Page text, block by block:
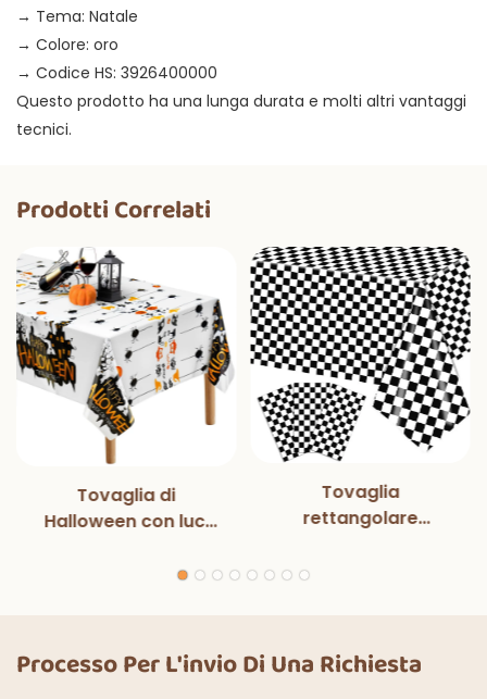
→ Tema: Natale
→ Colore: oro
→ Codice HS: 3926400000
Questo prodotto ha una lunga durata e molti altri vantaggi
tecnici.
Prodotti Correlati
Tovaglia di
Halloween con luci
decorazioni per
cucina, decorazioni
per la casa
Tovaglia
rettangolare
nero con luci
decorazioni
classiche per interni
Processo Per L'invio Di Una Richiesta